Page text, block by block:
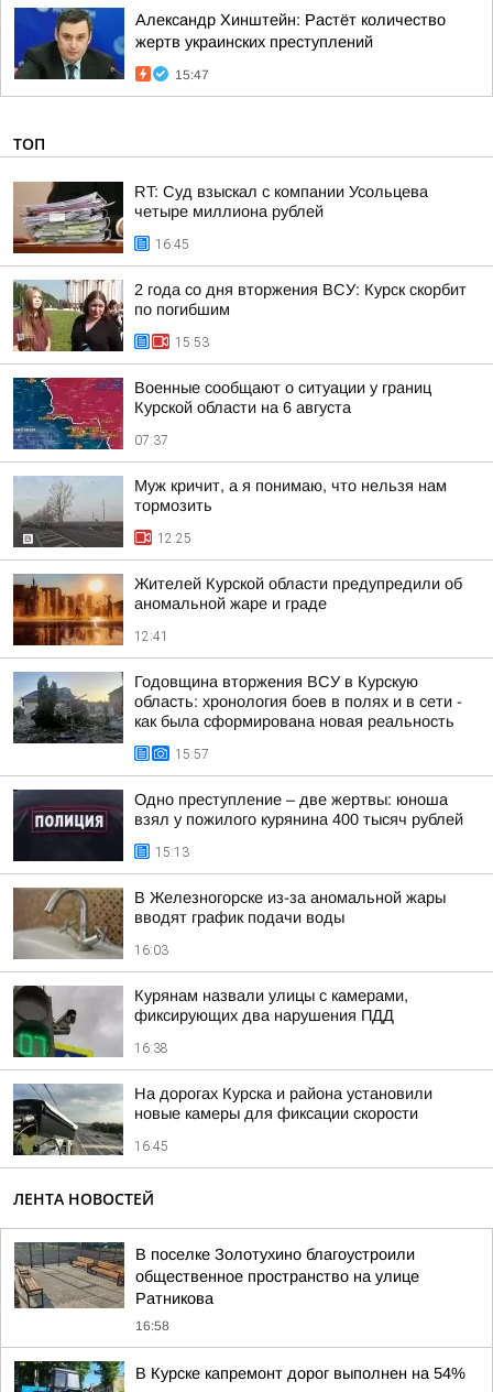
Александр Хинштейн: Растёт количество
жертв украинских преступлений
15:47
ТОП
RT: Суд взыскал с компании Усольцева
четыре миллиона рублей
16:45
2 года со дня вторжения ВСУ: Курск скорбит
по погибшим
15:53
Военные сообщают о ситуации у границ
Курской области на 6 августа
07:37
Муж кричит, а я понимаю, что нельзя нам
тормозить
12:25
Жителей Курской области предупредили об
аномальной жаре и граде
12:41
Годовщина вторжения ВСУ в Курскую
область: хронология боев в полях и в сети -
как была сформирована новая реальность
15:57
Одно преступление – две жертвы: юноша
взял у пожилого курянина 400 тысяч рублей
15:13
В Железногорске из-за аномальной жары
вводят график подачи воды
16:03
Курянам назвали улицы с камерами,
фиксирующих два нарушения ПДД
16:38
На дорогах Курска и района установили
новые камеры для фиксации скорости
16:45
ЛЕНТА НОВОСТЕЙ
В поселке Золотухино благоустроили
общественное пространство на улице
Ратникова
16:58
В Курске капремонт дорог выполнен на 54%